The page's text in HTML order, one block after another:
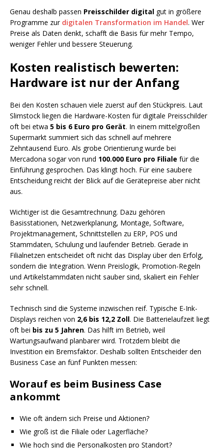
Genau deshalb passen Preisschilder digital gut in größere
Programme zur digitalen Transformation im Handel. Wer
Preise als Daten denkt, schafft die Basis für mehr Tempo,
weniger Fehler und bessere Steuerung.
Kosten realistisch bewerten:
Hardware ist nur der Anfang
Bei den Kosten schauen viele zuerst auf den Stückpreis. Laut
Slimstock liegen die Hardware-Kosten für digitale Preisschilder
oft bei etwa 5 bis 6 Euro pro Gerät. In einem mittelgroßen
Supermarkt summiert sich das schnell auf mehrere
Zehntausend Euro. Als grobe Orientierung wurde bei
Mercadona sogar von rund 100.000 Euro pro Filiale für die
Einführung gesprochen. Das klingt hoch. Für eine saubere
Entscheidung reicht der Blick auf die Gerätepreise aber nicht
aus.
Wichtiger ist die Gesamtrechnung. Dazu gehören
Basisstationen, Netzwerkplanung, Montage, Software,
Projektmanagement, Schnittstellen zu ERP, POS und
Stammdaten, Schulung und laufender Betrieb. Gerade in
Filialnetzen entscheidet oft nicht das Display über den Erfolg,
sondern die Integration. Wenn Preislogik, Promotion-Regeln
und Artikelstammdaten nicht sauber sind, skaliert ein Fehler
sehr schnell.
Technisch sind die Systeme inzwischen reif. Typische E-Ink-
Displays reichen von 2,6 bis 12,2 Zoll. Die Batterielaufzeit liegt
oft bei bis zu 5 Jahren. Das hilft im Betrieb, weil
Wartungsaufwand planbarer wird. Trotzdem bleibt die
Investition ein Bremsfaktor. Deshalb sollten Entscheider den
Business Case an fünf Punkten messen:
Worauf es beim Business Case
ankommt
Wie oft ändern sich Preise und Aktionen?
Wie groß ist die Filiale oder Lagerfläche?
Wie hoch sind die Personalkosten pro Standort?